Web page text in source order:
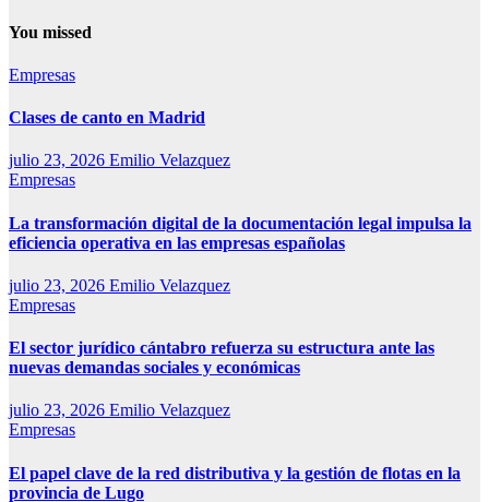
You missed
Empresas
Clases de canto en Madrid
julio 23, 2026 Emilio Velazquez
Empresas
La transformación digital de la documentación legal impulsa la
eficiencia operativa en las empresas españolas
julio 23, 2026 Emilio Velazquez
Empresas
El sector jurídico cántabro refuerza su estructura ante las
nuevas demandas sociales y económicas
julio 23, 2026 Emilio Velazquez
Empresas
El papel clave de la red distributiva y la gestión de flotas en la
provincia de Lugo